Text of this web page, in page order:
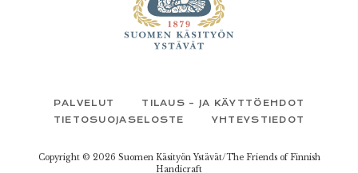
PALVELUT
TILAUS – JA KÄYTTÖEHDOT
TIETOSUOJASELOSTE
YHTEYSTIEDOT
Copyright © 2026 Suomen Käsityön Ystävät/The Friends of Finnish
Handicraft